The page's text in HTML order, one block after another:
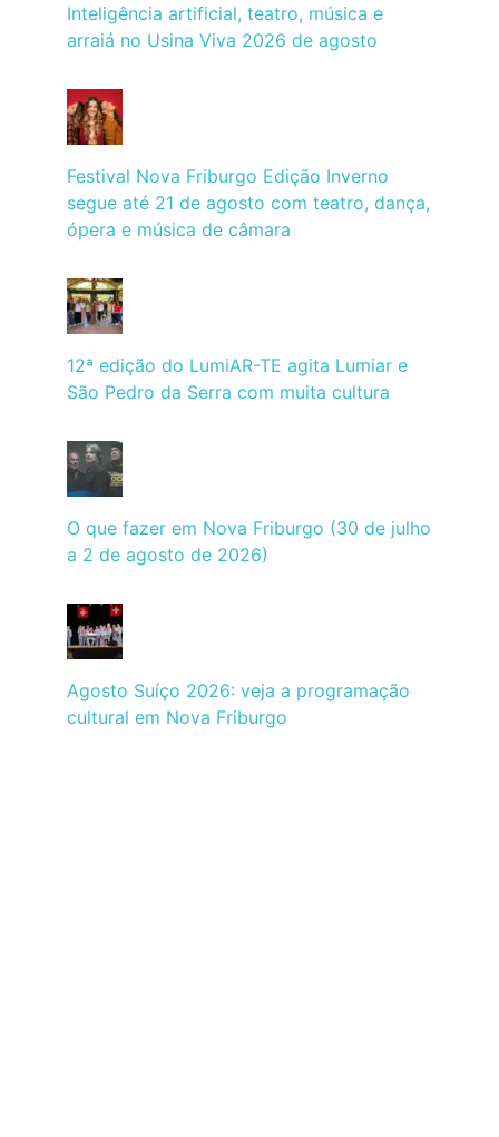
Inteligência artificial, teatro, música e
arraiá no Usina Viva 2026 de agosto
Festival Nova Friburgo Edição Inverno
segue até 21 de agosto com teatro, dança,
ópera e música de câmara
12ª edição do LumiAR-TE agita Lumiar e
São Pedro da Serra com muita cultura
O que fazer em Nova Friburgo (30 de julho
a 2 de agosto de 2026)
Agosto Suíço 2026: veja a programação
cultural em Nova Friburgo